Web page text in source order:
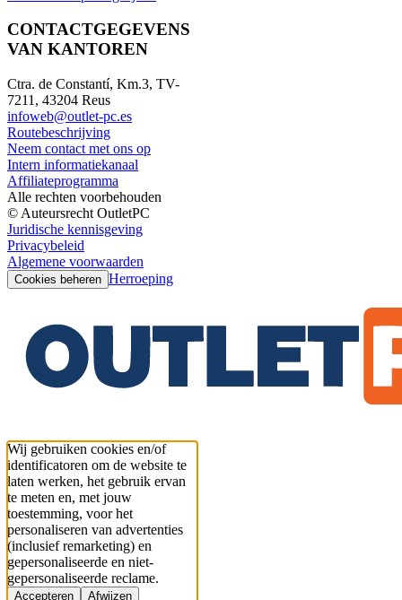
CONTACTGEGEVENS
VAN KANTOREN
Ctra. de Constantí, Km.3, TV-
7211, 43204 Reus
infoweb@outlet-pc.es
Routebeschrijving
Neem contact met ons op
Intern informatiekanaal
Affiliateprogramma
Alle rechten voorbehouden
© Auteursrecht OutletPC
Juridische kennisgeving
Privacybeleid
Algemene voorwaarden
Cookies beheren Herroeping
Wij gebruiken cookies en/of
identificatoren om de website te
laten werken, het gebruik ervan
te meten en, met jouw
toestemming, voor het
personaliseren van advertenties
(inclusief remarketing) en
gepersonaliseerde en niet-
gepersonaliseerde reclame.
Accepteren
Afwijzen